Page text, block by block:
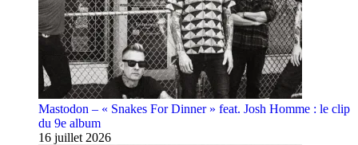
Mastodon – « Snakes For Dinner » feat. Josh Homme : le clip
du 9e album
16 juillet 2026